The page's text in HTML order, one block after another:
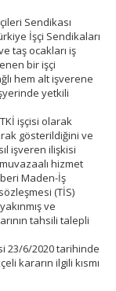
Sendikası
İşçi Sendikaları
taş ocakları iş
bir işçi
hem alt işverene
yetkili
işçisi olarak
gösterildiğini ve
işveren ilişkisi
hizmet
Maden-İş
(TİS)
ve
tahsili talepli
23/6/2020 tarihinde
kararın ilgili kısmı